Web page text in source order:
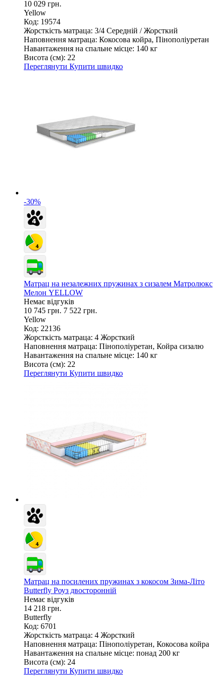
10 029 грн.
Yellow
Код: 19574
Жорсткість матраца: 3/4 Середній / Жорсткий
Наповнення матраца: Кокосова койра, Пінополіуретан
Навантаження на спальне місце: 140 кг
Висота (см): 22
Переглянути Купити швидко
-30%
Матрац на незалежних пружинах з сизалем Матролюкс
Мелон YELLOW
Немає відгуків
10 745 грн. 7 522 грн.
Yellow
Код: 22136
Жорсткість матраца: 4 Жорсткий
Наповнення матраца: Пінополіуретан, Койра сизалю
Навантаження на спальне місце: 140 кг
Висота (см): 22
Переглянути Купити швидко
Матрац на посилених пружинах з кокосом Зима-Літо
Butterfly Роуз двосторонній
Немає відгуків
14 218 грн.
Butterfly
Код: 6701
Жорсткість матраца: 4 Жорсткий
Наповнення матраца: Пінополіуретан, Кокосова койра
Навантаження на спальне місце: понад 200 кг
Висота (см): 24
Переглянути Купити швидко